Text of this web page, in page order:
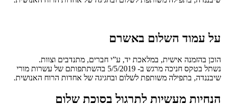
על עמוד השלום באשרם
הוכן בהזמנה אישית, במלאכת יד, ע”י חברים, מתנדבים וצוות.
נשתל בטקס חניכה מרגש ב- 5/5/2019 בהשתתפותם של עשרות מורי
שיבננדה, בתפילה משותפת לשלום ובחגיגה של אחדות הרוח האנושית.
הנחיות מעשיות לתרגול בסוכת שלום